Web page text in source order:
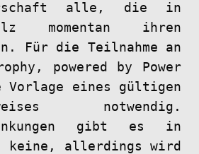
alle, die in
momentan ihren
Für die Teilnahme an
powered by Power
eines gültigen
notwendig.
gibt es in
keine, allerdings wird